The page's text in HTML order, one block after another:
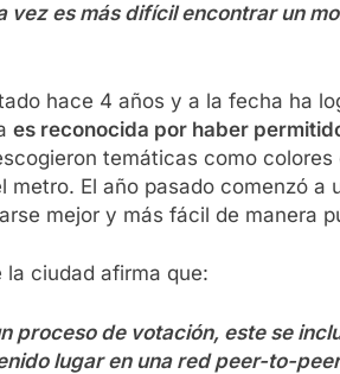
vez es más difícil encontrar un
hace 4 años y a la fecha ha
es reconocida por haber
temáticas como
metro. El año pasado comenzó a
mejor y más fácil de manera
ciudad afirma que:
proceso de votación, este se
lugar en una red peer-to-